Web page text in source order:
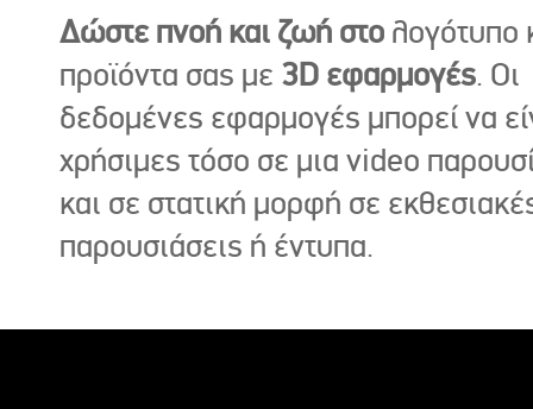
Δώστε πνοή και ζωή στο λογότυπο
προϊόντα σας με 3D εφαρμογές. Οι
δεδομένες εφαρμογές μπορεί να
χρήσιμες τόσο σε μια video
και σε στατική μορφή σε
παρουσιάσεις ή έντυπα.